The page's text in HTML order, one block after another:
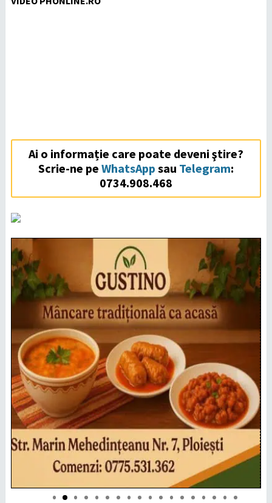
Ai o informație care poate deveni ştire?
Scrie-ne pe WhatsApp sau Telegram:
0734.908.468